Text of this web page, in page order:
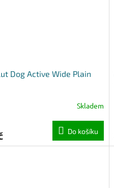
Dog Active Wide Plain
Skladem
Do košíku